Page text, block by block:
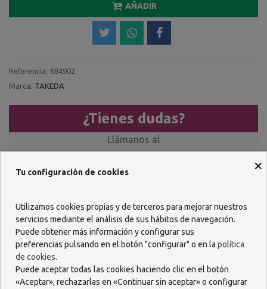
AÑADIR
Referencia: 684902
Marca: TAKEDA
¿Tienes dudas?
Llámanos al
618 085 736
×
Tu configuración de cookies
Utilizamos cookies propias y de terceros para mejorar nuestros
servicios mediante el análisis de sus hábitos de navegación.
Puede obtener más información y configurar sus
preferencias pulsando en el botón "configurar" o en la política
de cookies.
Puede aceptar todas las cookies haciendo clic en el botón
«Aceptar», rechazarlas en «Continuar sin aceptar» o configurar